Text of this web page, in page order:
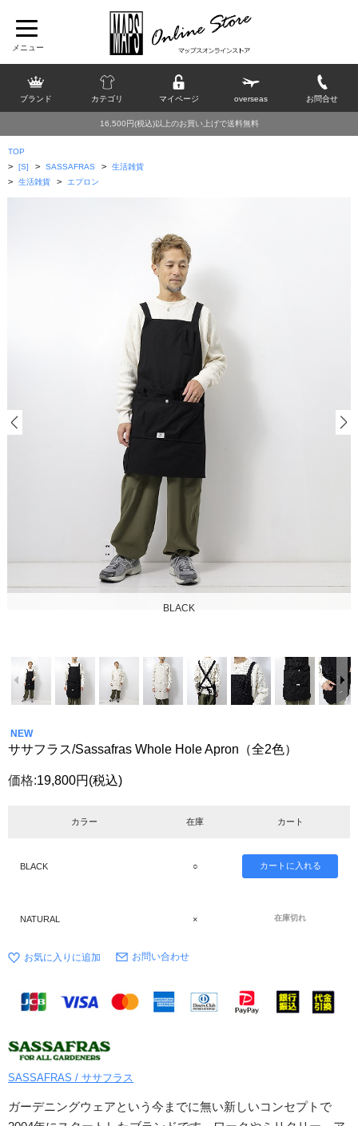
ブランド カテゴリ マイページ overseas お問合せ
16,500円(税込)以上のお買い上げで送料無料
TOP
> [S] > SASSAFRAS > 生活雑貨
> 生活雑貨 > エプロン
BLACK
NEW
ササフラス/Sassafras Whole Hole Apron（全2色）
価格:19,800円 (税込)
カラー 在庫 カート
BLACK ○
NATURAL × 在庫切れ
お問い合わせ
SASSAFRAS / ササフラス
ガーデニングウェアという今までに無い新しいコンセプトで